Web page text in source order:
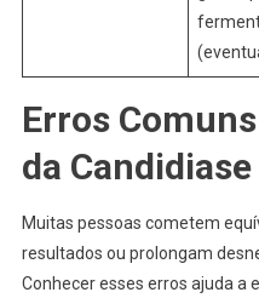
Erros
da
Muitas pessoas cometem
resultados ou prolongam
Conhecer esses erros ajuda a